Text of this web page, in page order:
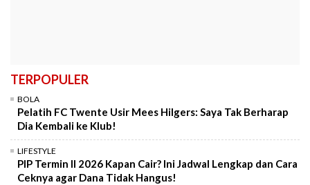
TERPOPULER
BOLA
Pelatih FC Twente Usir Mees Hilgers: Saya Tak Berharap
Dia Kembali ke Klub!
LIFESTYLE
PIP Termin II 2026 Kapan Cair? Ini Jadwal Lengkap dan Cara
Ceknya agar Dana Tidak Hangus!